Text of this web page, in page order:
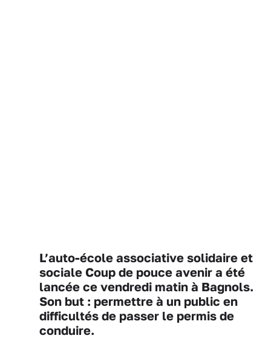
L’auto-école associative solidaire et
sociale Coup de pouce avenir a été
lancée ce vendredi matin à Bagnols.
Son but : permettre à un public en
difficultés de passer le permis de
conduire.